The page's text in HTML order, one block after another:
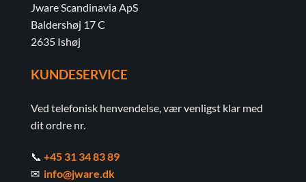
Jware Scandinavia ApS
Baldershøj 17 C
2635 Ishøj
KUNDESERVICE
Ved telefonisk henvendelse, vær venligst klar med
dit ordre nr.
📞 +45 31 34 83 89
✉ info@jware.dk